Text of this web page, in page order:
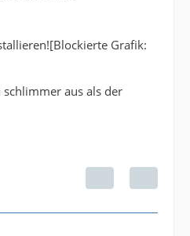
Grafik:
aus als der